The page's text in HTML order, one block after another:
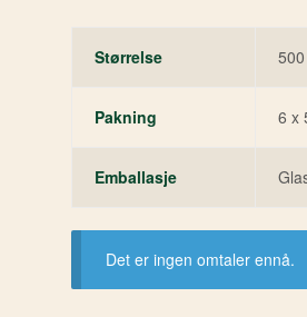
Størrelse
Pakning 6 x
Emballasje
Det er ingen omtaler ennå.